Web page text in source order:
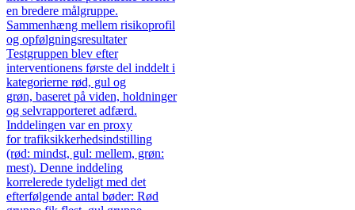
en bredere målgruppe.
Sammenhæng mellem risikoprofil
og opfølgningsresultater
Testgruppen blev efter
interventionens første del inddelt i
kategorierne rød, gul og
grøn, baseret på viden, holdninger
og selvrapporteret adfærd.
Inddelingen var en proxy
for trafiksikkerhedsindstilling
(rød: mindst, gul: mellem, grøn:
mest). Denne inddeling
korrelerede tydeligt med det
efterfølgende antal bøder: Rød